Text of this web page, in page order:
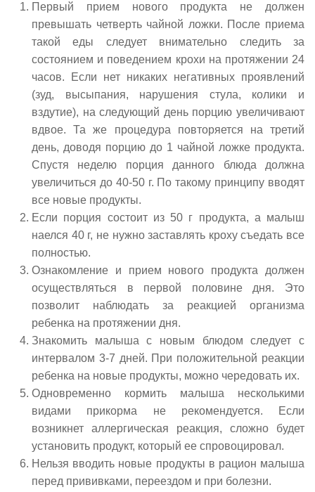
Первый прием нового продукта не должен
превышать четверть чайной ложки. После приема
такой еды следует внимательно следить за
состоянием и поведением крохи на протяжении 24
часов. Если нет никаких негативных проявлений
(зуд, высыпания, нарушения стула, колики и
вздутие), на следующий день порцию увеличивают
вдвое. Та же процедура повторяется на третий
день, доводя порцию до 1 чайной ложке продукта.
Спустя неделю порция данного блюда должна
увеличиться до 40-50 г. По такому принципу вводят
все новые продукты.
Если порция состоит из 50 г продукта, а малыш
наелся 40 г, не нужно заставлять кроху съедать все
полностью.
Ознакомление и прием нового продукта должен
осуществляться в первой половине дня. Это
позволит наблюдать за реакцией организма
ребенка на протяжении дня.
Знакомить малыша с новым блюдом следует с
интервалом 3-7 дней. При положительной реакции
ребенка на новые продукты, можно чередовать их.
Одновременно кормить малыша несколькими
видами прикорма не рекомендуется. Если
возникнет аллергическая реакция, сложно будет
установить продукт, который ее спровоцировал.
Нельзя вводить новые продукты в рацион малыша
перед прививками, переездом и при болезни.